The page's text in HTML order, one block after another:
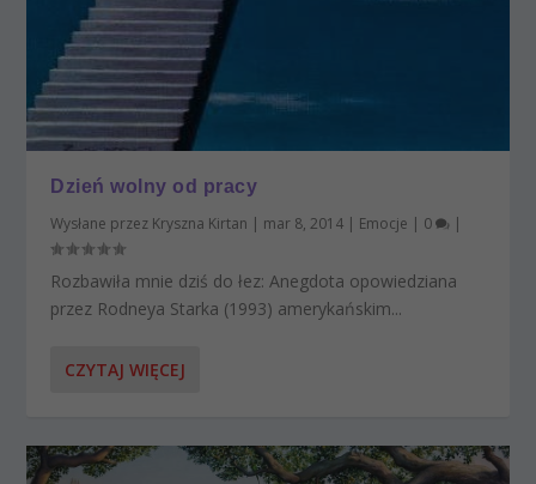
Dzień wolny od pracy
Wysłane przez Kryszna Kirtan | mar 8, 2014 | Emocje | 0 |
Rozbawiła mnie dziś do łez: Anegdota opowiedziana
przez Rodneya Starka (1993) amerykańskim...
CZYTAJ WIĘCEJ